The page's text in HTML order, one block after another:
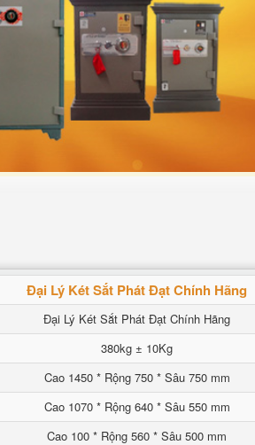
Đại Lý Két Sắt Phát Đạt Chính Hãng
Đại Lý Két Sắt Phát Đạt Chính Hãng
380kg ± 10Kg
Cao 1450 * Rộng 750 * Sâu 750 mm
Cao 1070 * Rộng 640 * Sâu 550 mm
Cao 100 * Rộng 560 * Sâu 500 mm